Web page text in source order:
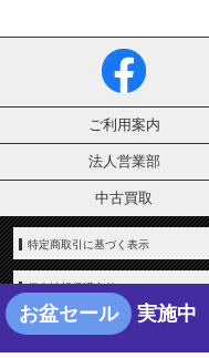
ご利用案内
法人営業部
中古買取
特定商取引に基づく表示
個人情報保護方針
お盆セール 実施中